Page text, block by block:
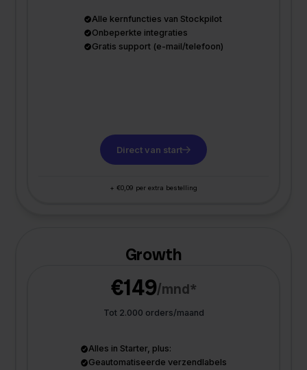
Alle kernfuncties van Stockpilot
Onbeperkte integraties
Gratis support (e-mail/telefoon)
Direct van start
+ €0,09 per extra bestelling
Growth
€149/mnd*
Tot 2.000 orders/maand
Alles in Starter, plus:
Geautomatiseerde verzendlabels